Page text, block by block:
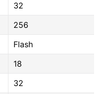
32
256
Flash
18
32